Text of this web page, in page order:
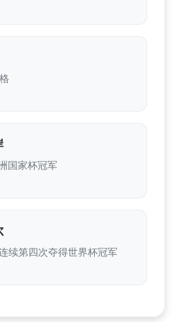
国家杯冠军
续第四次夺得世界杯冠军